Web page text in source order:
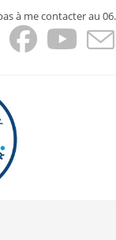
à me contacter au